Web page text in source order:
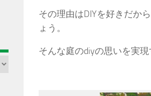
その理由はDIYを好きだか
ょう。
そんな庭のdiyの思いを実